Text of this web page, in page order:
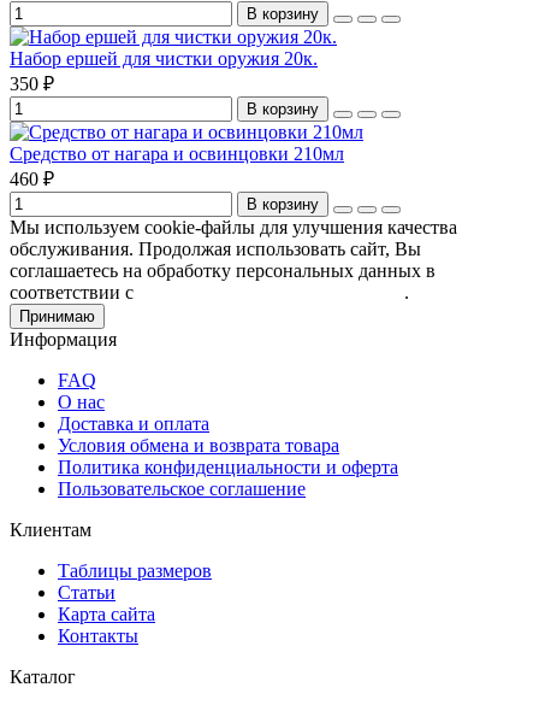
В корзину
Набор ершей для чистки оружия 20к.
350 ₽
В корзину
Средство от нагара и освинцовки 210мл
460 ₽
В корзину
Мы используем cookie-файлы для улучшения качества
обслуживания. Продолжая использовать сайт, Вы
соглашаетесь на обработку персональных данных в
соответствии с
.
Принимаю
Информация
FAQ
О нас
Доставка и оплата
Условия обмена и возврата товара
Политика конфиденциальности и оферта
Пользовательское соглашение
Клиентам
Таблицы размеров
Статьи
Карта сайта
Контакты
Каталог